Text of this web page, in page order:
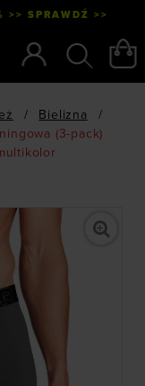
>> SPRAWDŹ >>
/ Bielizna
/
(3-pack)